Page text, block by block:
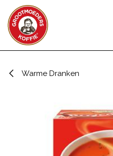
Overslaan naar inhoud
Warme Dranken